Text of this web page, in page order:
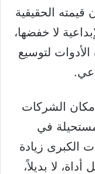
الحقيقية
لا خفضها،
لتوسيع
الشركات
مستحيلة في
الكبرى زيادة
لا بديلاً،